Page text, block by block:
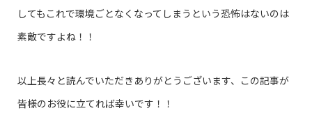
してもこれで環境ごとなくなってしまうという恐怖はないのは
素敵ですよね！！
以上長々と読んでいただきありがとうございます、この記事が
皆様のお役に立てれば幸いです！！